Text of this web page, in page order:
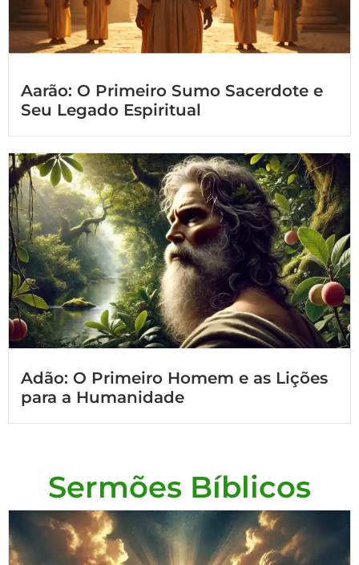
Aarão: O Primeiro Sumo Sacerdote e
Seu Legado Espiritual
Adão: O Primeiro Homem e as Lições
para a Humanidade
Sermões Bíblicos